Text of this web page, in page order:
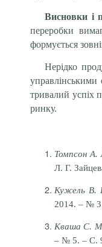
Висновки і
переробки
формується
Нерідко
управлінськими
тривалий успіх
ринку.
Томпсон А.
Л. Г.
Кужель В.
2014. – №
Кваша С.
– № 5. – С.